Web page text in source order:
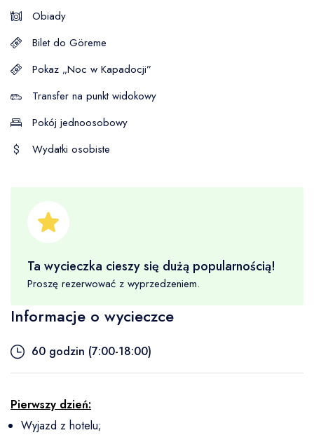
Obiady
Bilet do Göreme
Pokaz „Noc w Kapadocji”
Transfer na punkt widokowy
Pokój jednoosobowy
Wydatki osobiste
Ta wycieczka cieszy się dużą popularnością!
Proszę rezerwować z wyprzedzeniem.
Informacje o wycieczce
60 godzin (7:00-18:00)
Pierwszy dzień:
Wyjazd z hotelu;